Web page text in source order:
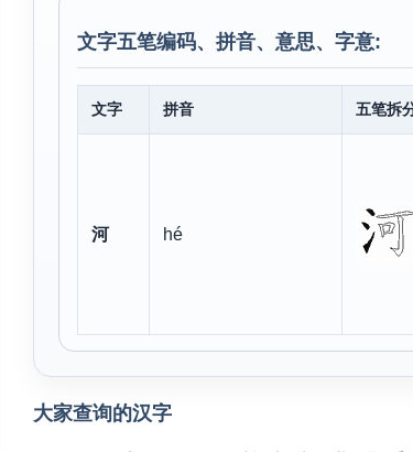
文字五笔编码、拼音、意思、字意:
文字 拼音 五笔拆
河 hé
大家查询的汉字